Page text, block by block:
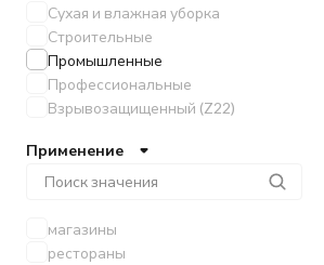
Сухая и влажная уборка
Строительные
Промышленные
Профессиональные
Взрывозащищенный (Z22)
Применение
магазины
рестораны